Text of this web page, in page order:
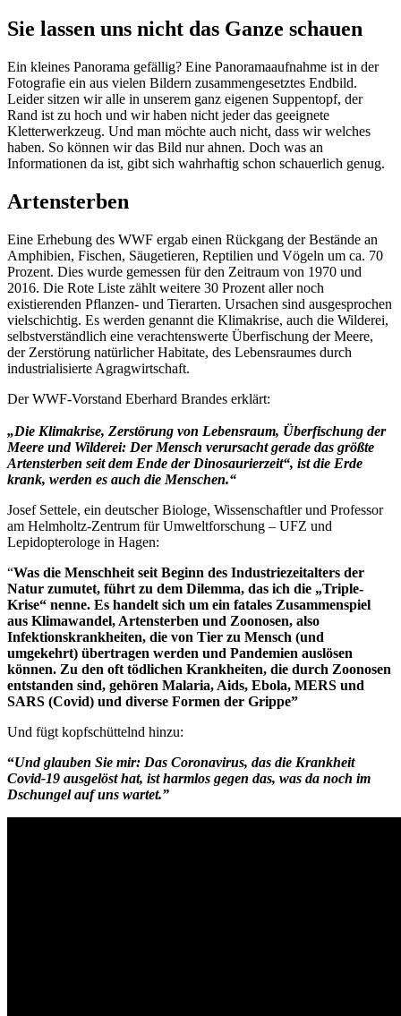
Sie lassen uns nicht das Ganze schauen
Ein kleines Panorama gefällig? Eine Panoramaaufnahme ist in der
Fotografie ein aus vielen Bildern zusammengesetztes Endbild.
Leider sitzen wir alle in unserem ganz eigenen Suppentopf, der
Rand ist zu hoch und wir haben nicht jeder das geeignete
Kletterwerkzeug. Und man möchte auch nicht, dass wir welches
haben. So können wir das Bild nur ahnen. Doch was an
Informationen da ist, gibt sich wahrhaftig schon schauerlich genug.
Artensterben
Eine Erhebung des WWF ergab einen Rückgang der Bestände an
Amphibien, Fischen, Säugetieren, Reptilien und Vögeln um ca. 70
Prozent. Dies wurde gemessen für den Zeitraum von 1970 und
2016. Die Rote Liste zählt weitere 30 Prozent aller noch
existierenden Pflanzen- und Tierarten. Ursachen sind ausgesprochen
vielschichtig. Es werden genannt die Klimakrise, auch die Wilderei,
selbstverständlich eine verachtenswerte Überfischung der Meere,
der Zerstörung natürlicher Habitate, des Lebensraumes durch
industrialisierte Agragwirtschaft.
Der WWF-Vorstand Eberhard Brandes erklärt:
„Die Klimakrise, Zerstörung von Lebensraum, Überfischung der
Meere und Wilderei: Der Mensch verursacht gerade das größte
Artensterben seit dem Ende der Dinosaurierzeit“, ist die Erde
krank, werden es auch die Menschen.“
Josef Settele, ein deutscher Biologe, Wissenschaftler und Professor
am Helmholtz-Zentrum für Umweltforschung – UFZ und
Lepidopterologe in Hagen:
“Was die Menschheit seit Beginn des Industriezeitalters der
Natur zumutet, führt zu dem Dilemma, das ich die „Triple-
Krise“ nenne. Es handelt sich um ein fatales Zusammenspiel
aus Klimawandel, Artensterben und Zoonosen, also
Infektionskrankheiten, die von Tier zu Mensch (und
umgekehrt) übertragen werden und Pandemien auslösen
können. Zu den oft tödlichen Krankheiten, die durch Zoonosen
entstanden sind, gehören Malaria, Aids, Ebola, MERS und
SARS (Covid) und diverse Formen der Grippe”
Und fügt kopfschüttelnd hinzu:
“Und glauben Sie mir: Das Coronavirus, das die Krankheit
Covid-19 ausgelöst hat, ist harmlos gegen das, was da noch im
Dschungel auf uns wartet.”